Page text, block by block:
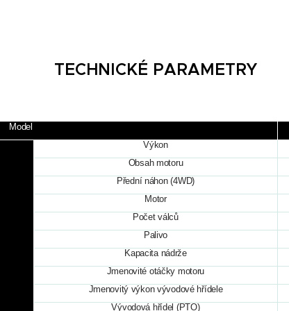
TECHNICKÉ PARAMETRY
Model
Výkon
Obsah motoru
Přední náhon (4WD)
Motor
Počet válců
Palivo
Kapacita nádrže
Jmenovité otáčky motoru
Jmenovitý výkon vývodové hřídele
Vývodová hřídel (PTO)